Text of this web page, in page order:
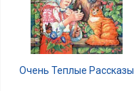
Очень Теплые Рассказы